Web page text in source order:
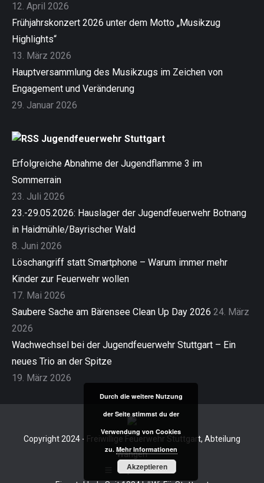
12. April 2026
Frühjahrskonzert 2026 unter dem Motto „Musikzug
Highlights“
13. März 2026
Hauptversammlung des Musikzugs im Zeichen von
Engagement und Veränderung
29. Januar 2026
Jugendfeuerwehr Stuttgart
Erfolgreiche Abnahme der Jugendflamme 3 im
Sommerrain
23. Juli 2026
23.-29.05.2026: Hauslager der Jugendfeuerwehr Botnang
in Haidmühle/Bayrischer Wald
8. Juni 2026
Löschangriff statt Smartphone – Warum immer mehr
Kinder zur Feuerwehr wollen
17. Mai 2026
Saubere Sache am Bärensee Clean Up Day 2026 24. März
2026
Wachwechsel bei der Jugendfeuerwehr Stuttgart – Ein
neues Trio an der Spitze
19. März 2026
Copyright 2024 - Freiwillige Feuerwehr Stuttgart, Abteilung
Wangen
Impressum
Durch die weitere Nutzung
der Seite stimmst du der
Verwendung von Cookies
zu. Mehr Informationen
Akzeptieren